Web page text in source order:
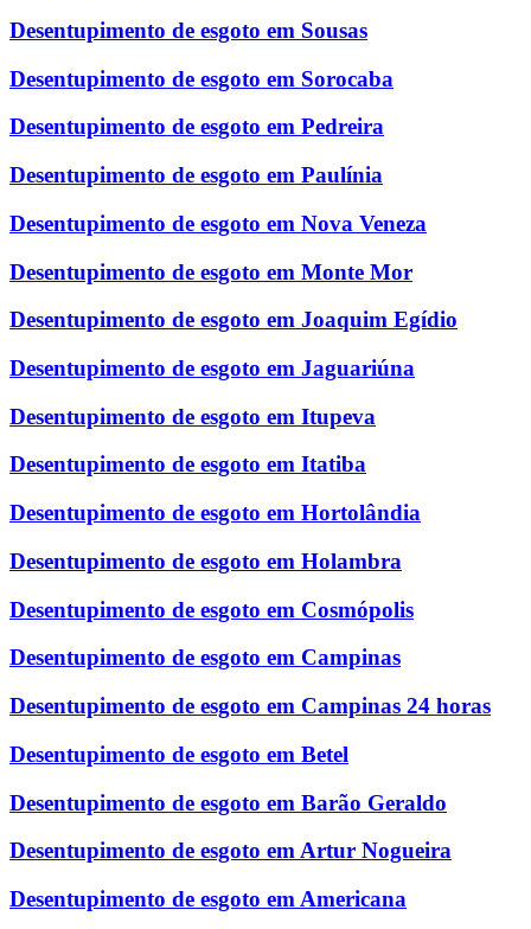
Desentupimento de esgoto em Sousas
Desentupimento de esgoto em Sorocaba
Desentupimento de esgoto em Pedreira
Desentupimento de esgoto em Paulínia
Desentupimento de esgoto em Nova Veneza
Desentupimento de esgoto em Monte Mor
Desentupimento de esgoto em Joaquim Egídio
Desentupimento de esgoto em Jaguariúna
Desentupimento de esgoto em Itupeva
Desentupimento de esgoto em Itatiba
Desentupimento de esgoto em Hortolândia
Desentupimento de esgoto em Holambra
Desentupimento de esgoto em Cosmópolis
Desentupimento de esgoto em Campinas
Desentupimento de esgoto em Campinas 24 horas
Desentupimento de esgoto em Betel
Desentupimento de esgoto em Barão Geraldo
Desentupimento de esgoto em Artur Nogueira
Desentupimento de esgoto em Americana